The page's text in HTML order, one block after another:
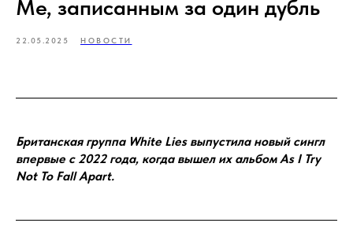
Me, записанным за один дубль
22.05.2025 НОВОСТИ
Британская группа White Lies выпустила новый сингл
впервые с 2022 года, когда вышел их альбом As I Try
Not To Fall Apart.